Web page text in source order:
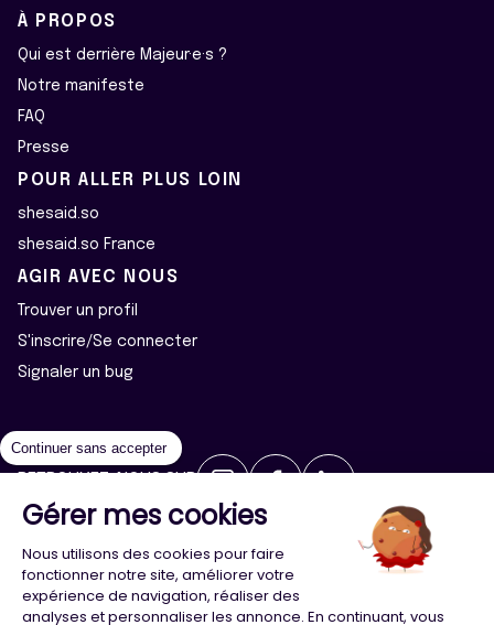
À PROPOS
Qui est derrière Majeur·e·s ?
Notre manifeste
FAQ
Presse
POUR ALLER PLUS LOIN
shesaid.so
shesaid.so France
AGIR AVEC NOUS
Trouver un profil
S'inscrire/Se connecter
Signaler un bug
2026 ©Majeur·e·s - Tous droits réservés
Politique de confidentialité
Cookies
Conception Agence Adeliom
Continuer sans accepter
Gérer mes cookies
Nous utilisons des cookies pour faire
fonctionner notre site, améliorer votre
expérience de navigation, réaliser des
analyses et personnaliser les annonce. En continuant, vous